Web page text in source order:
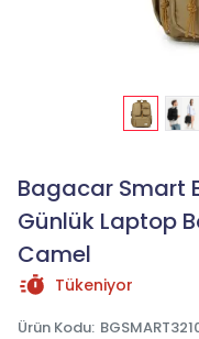
Bagacar Smart
Günlük Laptop
Camel
Tükeniyor
Ürün Kodu: